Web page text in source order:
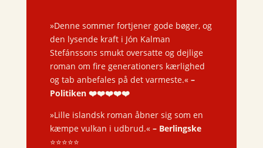
»Denne sommer fortjener gode bøger, og
den lysende kraft i Jón Kalman
Stefánssons smukt oversatte og dejlige
roman om fire generationers kærlighed
og tab anbefales på det varmeste.« –
Politiken ❤️❤️❤️❤️❤️
»Lille islandsk roman åbner sig som en
kæmpe vulkan i udbrud.« – Berlingske
⭐️⭐️⭐️⭐️⭐️